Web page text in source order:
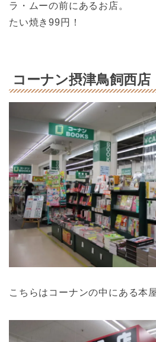
ラ・ムーの前にあるお店。
たい焼き99円！
コーナン摂津鳥飼西店
こちらはコーナンの中にある本